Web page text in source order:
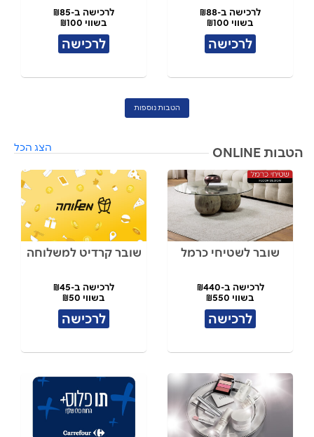
לרכישה ב-₪88
בשווי ₪100
לרכישה
לרכישה ב-₪85
בשווי ₪100
לרכישה
הטבות נוספות
הטבות ONLINE הצג הכל
שובר לשטיחי כרמל
לרכישה ב-₪440
בשווי ₪550
לרכישה
שובר קרדיט למשלוחה
לרכישה ב-₪45
בשווי ₪50
לרכישה